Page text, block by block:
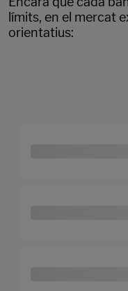
límits, en el mercat
orientatius: